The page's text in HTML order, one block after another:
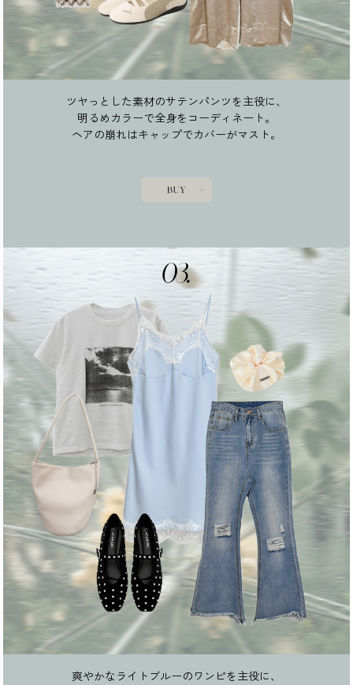
ツヤっとした素材のサテンパンツを主役に、
明るめカラーで全身をコーディネート。
ヘアの崩れはキャップでカバーがマスト。
爽やかなライトブルーのワンピを主役に、